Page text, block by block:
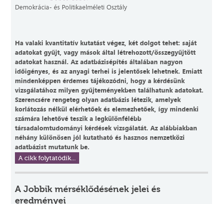
Demokrácia- és Politikaelméleti Osztály
Ha valaki kvantitatív kutatást végez, két dolgot tehet: saját
adatokat gyűjt, vagy mások által létrehozott/összegyűjtött
adatokat használ. Az adatbázisépítés általában nagyon
időigényes, és az anyagi terhei is jelentősek lehetnek. Emiatt
mindenképpen érdemes tájékozódni, hogy a kérdésünk
vizsgálatához milyen gyűjteményekben találhatunk adatokat.
Szerencsére rengeteg olyan adatbázis létezik, amelyek
korlátozás nélkül elérhetőek és elemezhetőek, így mindenki
számára lehetővé teszik a legkülönfélébb
társadalomtudományi kérdések vizsgálatát. Az alábbiakban
néhány különösen jól kutatható és hasznos nemzetközi
adatbázist mutatunk be.
A cikk folytatódik...
A Jobbik mérséklődésének jelei és
eredményei